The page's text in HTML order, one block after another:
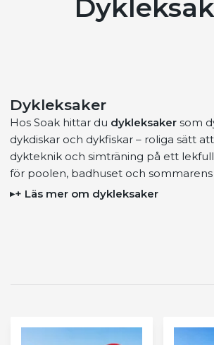
Dykleksaker
Hos Soak hittar du dykleksaker som
dykdiskar och dykfiskar – roliga sätt
dykteknik och simträning på ett
för poolen, badhuset och
+ Läs mer om dykleksaker